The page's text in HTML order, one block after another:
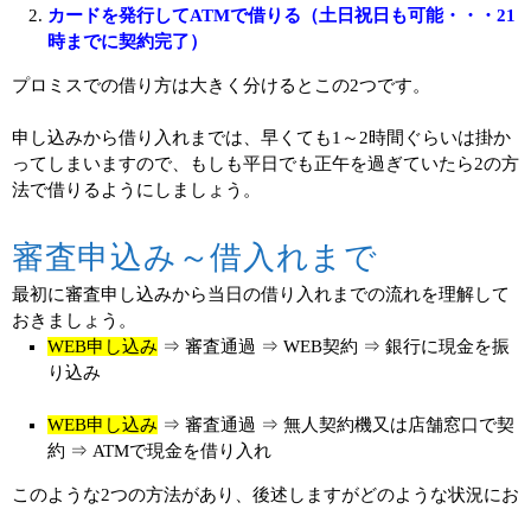
カードを発行してATMで借りる（土日祝日も可能・・・21
時までに契約完了）
プロミスでの借り方は大きく分けるとこの2つです。
申し込みから借り入れまでは、早くても1～2時間ぐらいは掛か
ってしまいますので、もしも平日でも正午を過ぎていたら2の方
法で借りるようにしましょう。
審査申込み～借入れまで
最初に審査申し込みから当日の借り入れまでの流れを理解して
おきましょう。
WEB申し込み ⇒ 審査通過 ⇒ WEB契約 ⇒ 銀行に現金を振
り込み
WEB申し込み ⇒ 審査通過 ⇒ 無人契約機又は店舗窓口で契
約 ⇒ ATMで現金を借り入れ
このような2つの方法があり、後述しますがどのような状況にお